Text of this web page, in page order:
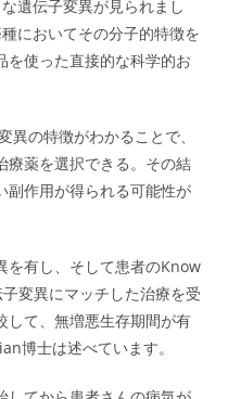
遺伝子変異が見られまし
においてその分子的特徴を
を使った直接的な科学的お
異の特徴がわかることで、
療薬を選択できる。その結
副作用が得られる可能性が
を有し、そして患者のKnow
変異にマッチした治療を受
して、無増悪生存期間が有
博士は述べています。